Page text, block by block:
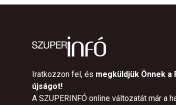
Iratkozzon fel, és megküldjük Önnek a
újságot!
A SZUPERINFÓ online változatát már a